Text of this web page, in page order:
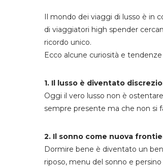
Il mondo dei viaggi di lusso è in
di viaggiatori high spender
ricordo unico.
Ecco alcune curiosità e
1. Il lusso è diventato
Oggi il vero lusso non è
sempre presente ma che non si
2. Il sonno come nuova
Dormire bene è diventato un
riposo, menu del sonno e